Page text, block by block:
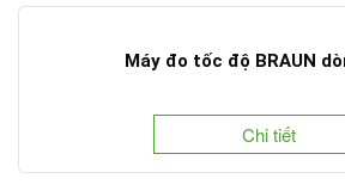
Máy đo tốc độ BRAUN
Chi tiết